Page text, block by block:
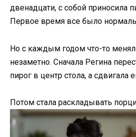
двенадцати, с собой приносила
Первое время все было
Но с каждым годом что-то
незаметно. Сначала Регина
пирог в центр стола, а сдвигала
Потом стала раскладывать